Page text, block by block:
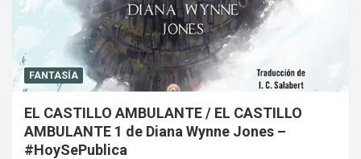
FANTASÍA
EL CASTILLO AMBULANTE / EL CASTILLO
AMBULANTE 1 de Diana Wynne Jones –
#HoySePublica